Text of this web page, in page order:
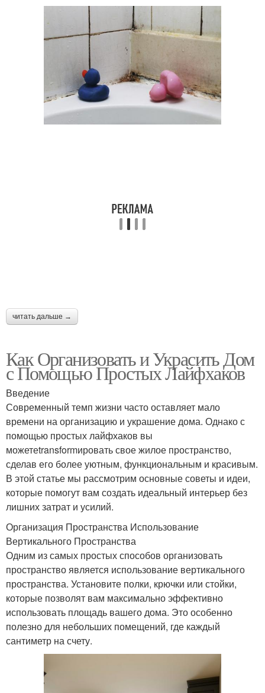
читать дальше →
Как Организовать и Украсить Дом
с Помощью Простых Лайфхаков
Введение
Современный темп жизни часто оставляет мало
времени на организацию и украшение дома. Однако с
помощью простых лайфхаков вы
можетеtransformировать свое жилое пространство,
сделав его более уютным, функциональным и красивым.
В этой статье мы рассмотрим основные советы и идеи,
которые помогут вам создать идеальный интерьер без
лишних затрат и усилий.
Организация Пространства Использование
Вертикального Пространства
Одним из самых простых способов организовать
пространство является использование вертикального
пространства. Установите полки, крючки или стойки,
которые позволят вам максимально эффективно
использовать площадь вашего дома. Это особенно
полезно для небольших помещений, где каждый
сантиметр на счету.